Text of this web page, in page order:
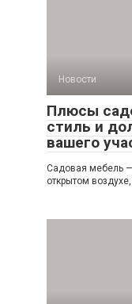
Новости
Плюсы
стиль и
вашего
Садовая мебель —
открытом